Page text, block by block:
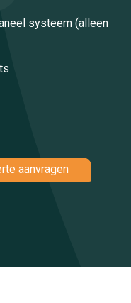
systeem (alleen
aanvragen